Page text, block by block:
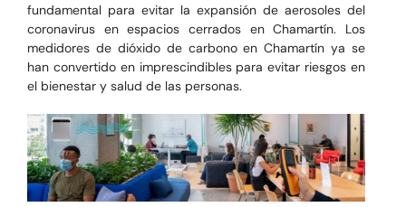
fundamental para evitar la expansión de aerosoles del
coronavirus en espacios cerrados en Chamartín. Los
medidores de dióxido de carbono en Chamartín ya se
han convertido en imprescindibles para evitar riesgos en
el bienestar y salud de las personas.